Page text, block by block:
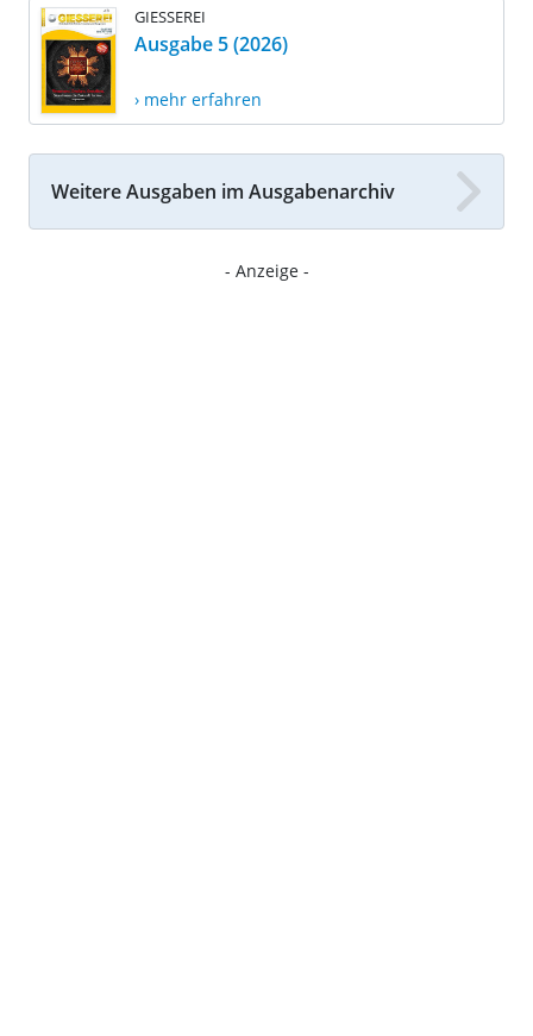
GIESSEREI
Ausgabe 5 (2026)
› mehr erfahren
Weitere Ausgaben im Ausgabenarchiv
- Anzeige -